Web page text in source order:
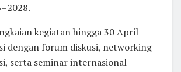
kegiatan hingga 30 April
dengan forum diskusi, networking
serta seminar internasional